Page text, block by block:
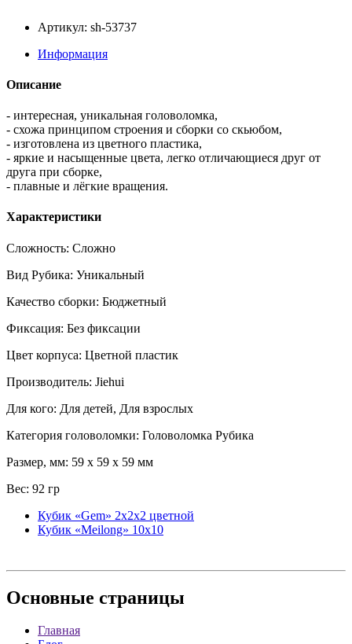
Артикул: sh-53737
Информация
Описание
- интересная, уникальная головоломка,
- схожа принципом строения и сборки со скьюбом,
- изготовлена из цветного пластика,
- яркие и насыщенные цвета, легко отличающиеся друг от
друга при сборке,
- плавные и лёгкие вращения.
Характеристики
Сложность: Сложно
Вид Рубика: Уникальный
Качество сборки: Бюджетный
Фиксация: Без фиксации
Цвет корпуса: Цветной пластик
Производитель: Jiehui
Для кого: Для детей, Для взрослых
Категория головоломки: Головоломка Рубика
Размер, мм: 59 x 59 x 59 мм
Вес: 92 гр
Кубик «Gem» 2x2x2 цветной
Кубик «Meilong» 10x10
Основные страницы
Главная